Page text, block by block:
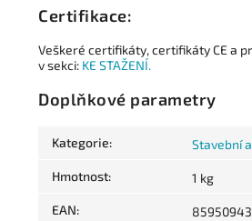
Certifikace:
Veškeré certifikáty, certifikáty CE a
v sekci: KE STAŽENÍ.
Doplňkové parametry
Kategorie: Stavební
Hmotnost: 1 kg
EAN: